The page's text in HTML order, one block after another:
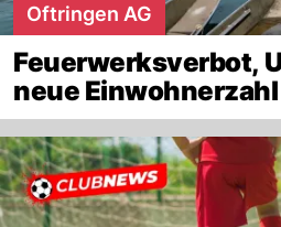
Oftringen AG
Feuerwerksverbot,
neue Einwohnerzahl